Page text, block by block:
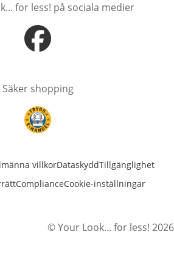
for less! på sociala medier
öppnas i nytt fönster
Säker shopping
öppnas i nytt fönster
villkorDataskyddTillgänglighet
ComplianceCookie-inställningar
© Your Look... for less! 2026